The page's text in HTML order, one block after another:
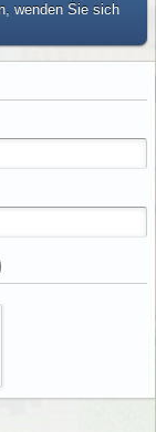
wenden Sie sich